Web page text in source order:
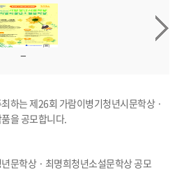
하는 제26회 가람이병기청년시문학상 ·
을 공모합니다.
문학상 · 최명희청년소설문학상 공모